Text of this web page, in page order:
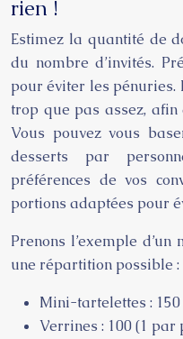
rien !
Estimez la quantité de
du nombre d’invités.
pour éviter les pénuries.
trop que pas assez,
Vous pouvez vous
desserts par
préférences de vos
portions adaptées pour
Prenons l’exemple
une répartition possible :
Mini-tartelettes :
Verrines : 100 (1 par